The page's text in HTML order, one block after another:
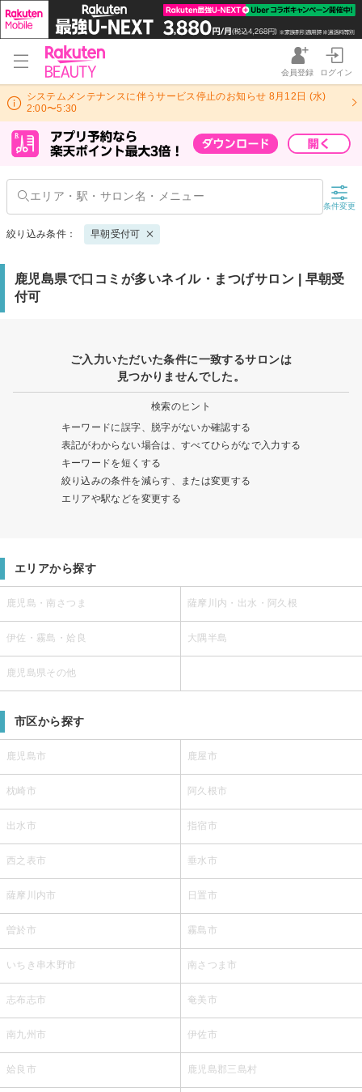
会員登録 ログイン
システムメンテナンスに伴うサービス停止のお知らせ 8月12日 (水)
2:00〜5:30
条件変更
絞り込み条件： 早朝受付可
鹿児島県で口コミが多いネイル・まつげサロン | 早朝受
付可
ご入力いただいた条件に一致するサロンは
見つかりませんでした。
検索のヒント
キーワードに誤字、脱字がないか確認する
表記がわからない場合は、すべてひらがなで入力する
キーワードを短くする
絞り込みの条件を減らす、または変更する
エリアや駅などを変更する
エリアから探す
鹿児島・南さつま 薩摩川内・出水・阿久根
伊佐・霧島・姶良 大隅半島
鹿児島県その他
市区から探す
鹿児島市 鹿屋市
枕崎市 阿久根市
出水市 指宿市
西之表市 垂水市
薩摩川内市 日置市
曽於市 霧島市
いちき串木野市 南さつま市
志布志市 奄美市
南九州市 伊佐市
姶良市 鹿児島郡三島村